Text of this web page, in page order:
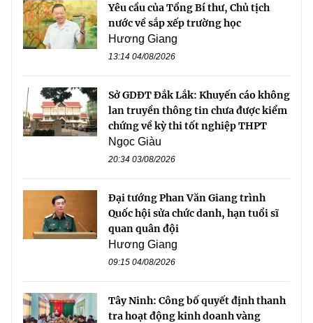
Yêu cầu của Tổng Bí thư, Chủ tịch
nước về sắp xếp trường học
Hương Giang
13:14 04/08/2026
Sở GDĐT Đắk Lắk: Khuyến cáo không
lan truyền thông tin chưa được kiểm
chứng về kỳ thi tốt nghiệp THPT
Ngọc Giàu
20:34 03/08/2026
Đại tướng Phan Văn Giang trình
Quốc hội sửa chức danh, hạn tuổi sĩ
quan quân đội
Hương Giang
09:15 04/08/2026
Tây Ninh: Công bố quyết định thanh
tra hoạt động kinh doanh vàng